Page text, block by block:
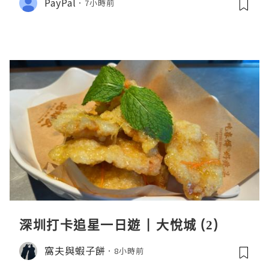
7小時前
深圳打卡追星一日遊 | 大悅城 (2)
窩夫與蝦子餅 8小時前